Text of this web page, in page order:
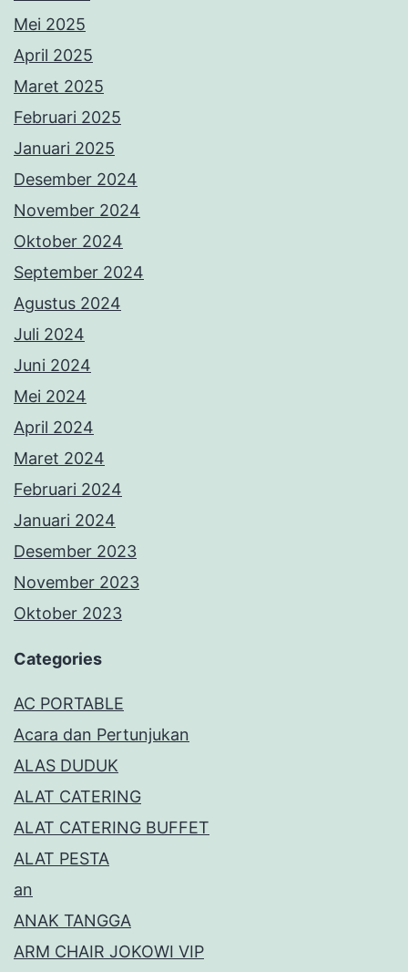
Mei 2025
April 2025
Maret 2025
Februari 2025
Januari 2025
Desember 2024
November 2024
Oktober 2024
September 2024
Agustus 2024
Juli 2024
Juni 2024
Mei 2024
April 2024
Maret 2024
Februari 2024
Januari 2024
Desember 2023
November 2023
Oktober 2023
Categories
AC PORTABLE
Acara dan Pertunjukan
ALAS DUDUK
ALAT CATERING
ALAT CATERING BUFFET
ALAT PESTA
an
ANAK TANGGA
ARM CHAIR JOKOWI VIP